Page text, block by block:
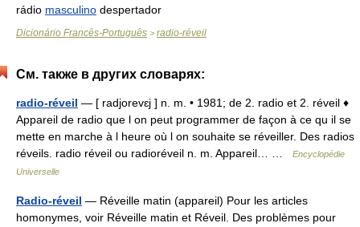
rádio masculino despertador
Dicionário Francês-Português > radio-réveil
См. также в других словарях:
radio-réveil — [ radjorevɛj ] n. m. • 1981; de 2. radio et 2. réveil ♦
Appareil de radio que l on peut programmer de façon à ce qu il se
mette en marche à l heure où l on souhaite se réveiller. Des radios
réveils. radio réveil ou radioréveil n. m. Appareil… …
Encyclopédie
Universelle
Radio-réveil — Réveille matin (appareil) Pour les articles
homonymes, voir Réveille matin et Réveil. Des problèmes pour